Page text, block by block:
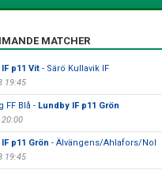
MATCHER
p11 Vit- Särö Kullavik IF
19:45
FF Blå - Lundby IF p11 Grön
20:00
p11 Grön - Älvängens/Ahlafors/Nol
19:45